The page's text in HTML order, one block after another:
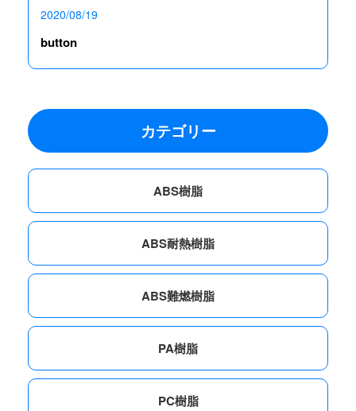
2020/08/19
button
カテゴリー
ABS樹脂
ABS耐熱樹脂
ABS難燃樹脂
PA樹脂
PC樹脂